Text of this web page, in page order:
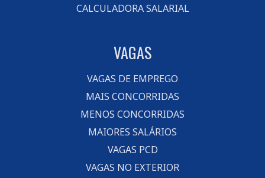
CALCULADORA SALARIAL
VAGAS
VAGAS DE EMPREGO
MAIS CONCORRIDAS
MENOS CONCORRIDAS
MAIORES SALÁRIOS
VAGAS PCD
VAGAS NO EXTERIOR